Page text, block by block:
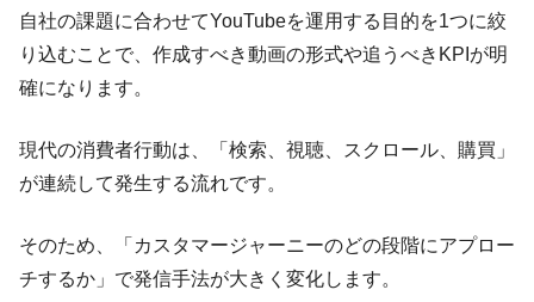
自社の課題に合わせてYouTubeを運用する目的を1つに絞
り込むことで、作成すべき動画の形式や追うべきKPIが明
確になります。
現代の消費者行動は、「検索、視聴、スクロール、購買」
が連続して発生する流れです。
そのため、「カスタマージャーニーのどの段階にアプロー
チするか」で発信手法が大きく変化します。